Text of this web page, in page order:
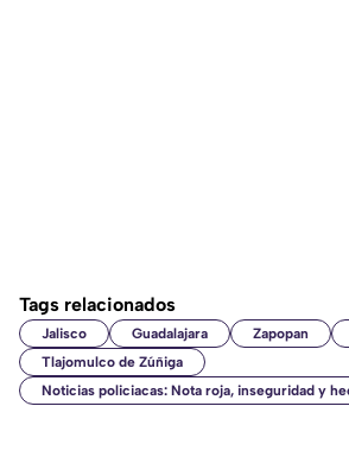
Tags relacionados
Jalisco Guadalajara Zapopan
Tlajomulco de Zúñiga
Noticias policiacas: Nota roja, inseguridad y